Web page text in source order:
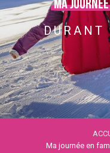
Ma
DURANT
Ma journée en